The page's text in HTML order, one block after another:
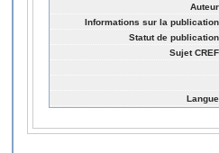
Informations sur la
Statut de
Sujet